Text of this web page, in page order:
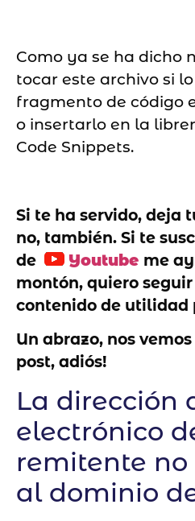
Como ya se ha dicho
tocar este archivo si
fragmento de código
o insertarlo en la
Code Snippets.
Si te ha servido, deja
no, también. Si te
de
Youtube me
montón, quiero
contenido de utilidad
Un abrazo, nos
post, adiós!
La dirección
electrónico
remitente
al dominio